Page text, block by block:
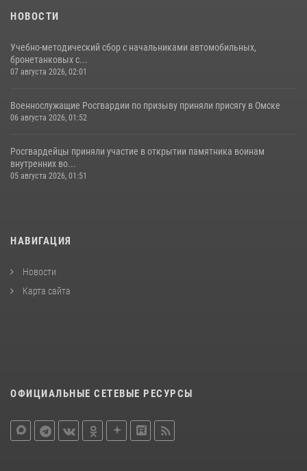
НОВОСТИ
Учебно-методический сбор с начальниками автомобильных,
бронетанковых с...
07 августа 2026, 02:01
Военнослужащие Росгвардии по призыву приняли присягу в Омске
06 августа 2026, 01:52
Росгвардейцы приняли участие в открытии памятника воинам
внутренних во...
05 августа 2026, 01:51
НАВИГАЦИЯ
Новости
Карта сайта
ОФИЦИАЛЬНЫЕ СЕТЕВЫЕ РЕСУРСЫ